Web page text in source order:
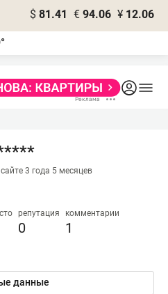
$ 81.41 € 94.06 ¥ 12.06
3 года 5 месяцев
репутация
0
комментарии
1
данные